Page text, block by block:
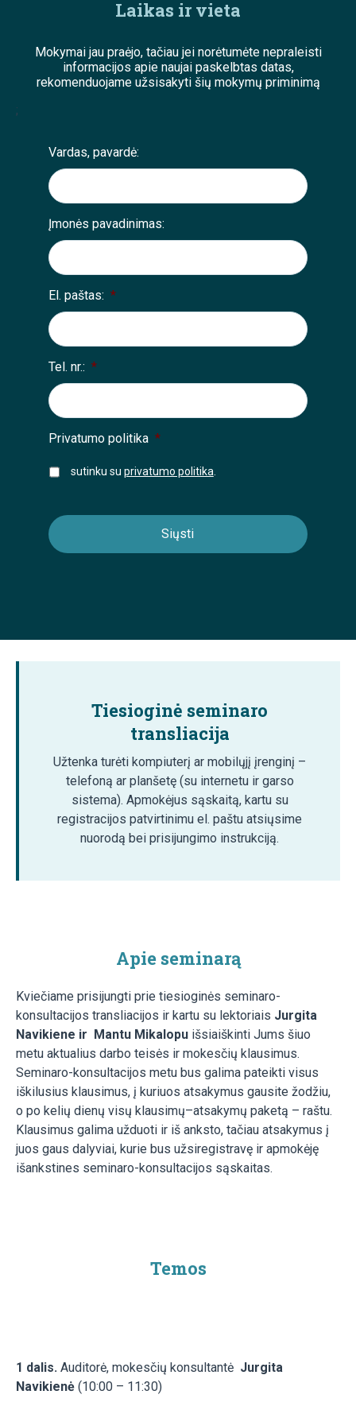
Laikas ir vieta
Mokymai jau praėjo, tačiau jei norėtumėte nepraleisti
informacijos apie naujai paskelbtas datas,
rekomenduojame užsisakyti šių mokymų priminimą
;
Vardas, pavardė:
Įmonės pavadinimas:
El. paštas: *
Tel. nr.: *
Privatumo politika *
sutinku su privatumo politika
Tiesioginė seminaro
transliacija
Užtenka turėti kompiuterį ar mobilųjį įrenginį –
telefoną ar planšetę (su internetu ir garso
sistema). Apmokėjus sąskaitą, kartu su
registracijos patvirtinimu el. paštu atsiųsime
nuorodą bei prisijungimo instrukciją.
Apie seminarą
Kviečiame prisijungti prie tiesioginės seminaro-
konsultacijos transliacijos ir kartu su lektoriais Jurgita
Navikiene ir Mantu Mikalopu išsiaiškinti Jums šiuo
metu aktualius darbo teisės ir mokesčių klausimus.
Seminaro-konsultacijos metu bus galima pateikti visus
iškilusius klausimus, į kuriuos atsakymus gausite žodžiu,
o po kelių dienų visų klausimų–atsakymų paketą – raštu.
Klausimus galima užduoti ir iš anksto, tačiau atsakymus į
juos gaus dalyviai, kurie bus užsiregistravę ir apmokėję
išankstines seminaro-konsultacijos sąskaitas.
Temos
1 dalis. Auditorė, mokesčių konsultantė Jurgita
Navikienė (10:00 – 11:30)